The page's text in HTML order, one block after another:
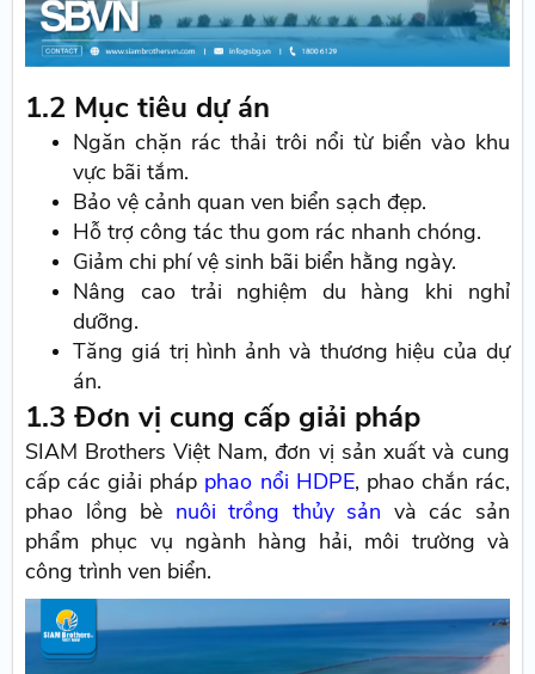
1.2 Mục tiêu dự án
Ngăn chặn rác thải trôi nổi từ biển vào khu
vực bãi tắm.
Bảo vệ cảnh quan ven biển sạch đẹp.
Hỗ trợ công tác thu gom rác nhanh chóng.
Giảm chi phí vệ sinh bãi biển hằng ngày.
Nâng cao trải nghiệm du hàng khi nghỉ
dưỡng.
Tăng giá trị hình ảnh và thương hiệu của dự
án.
1.3 Đơn vị cung cấp giải pháp
SIAM Brothers Việt Nam, đơn vị sản xuất và cung
cấp các giải pháp phao nổi HDPE, phao chắn rác,
phao lồng bè nuôi trồng thủy sản và các sản
phẩm phục vụ ngành hàng hải, môi trường và
công trình ven biển.